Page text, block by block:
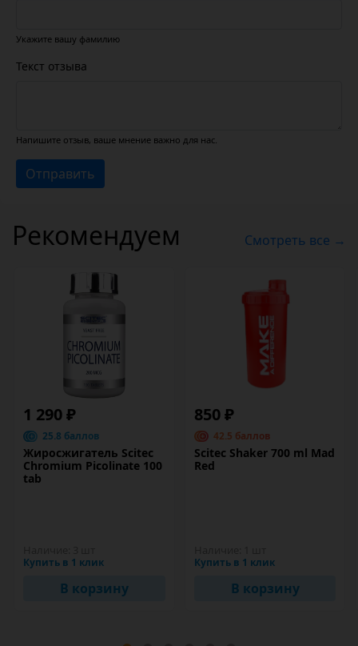
Укажите вашу фамилию
Текст отзыва
Напишите отзыв, ваше мнение важно для нас.
Отправить
Рекомендуем Смотреть все →
1 290 ₽
25.8 баллов
Жиросжигатель Scitec
Chromium Picolinate 100
tab
Купить в 1 клик
В корзину
850 ₽
42.5 баллов
Scitec Shaker 700 ml Mad
Red
Купить в 1 клик
В корзину